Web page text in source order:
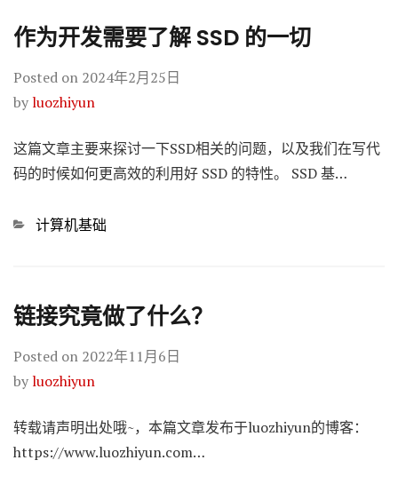
作为开发需要了解 SSD 的一切
Posted on 2024年2月25日
byluozhiyun
这篇文章主要来探讨一下SSD相关的问题，以及我们在写代
码的时候如何更高效的利用好 SSD 的特性。 SSD 基…
Categories
计算机基础
链接究竟做了什么？
Posted on 2022年11月6日
byluozhiyun
转载请声明出处哦~，本篇文章发布于luozhiyun的博客：
https://www.luozhiyun.com…